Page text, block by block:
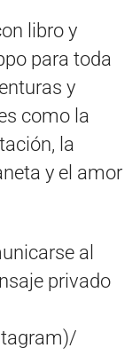
libro y
para toda
y
como la
la
y el amor
al
privado